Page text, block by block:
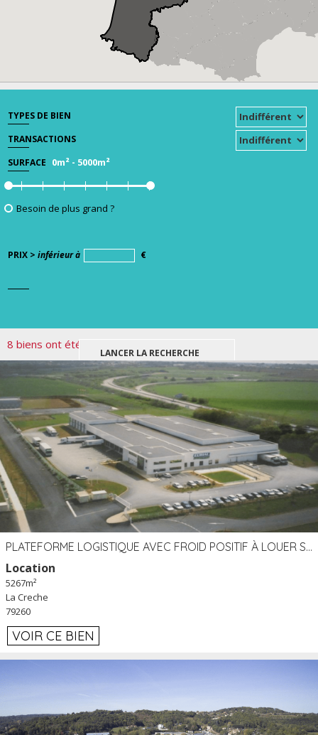
TYPES DE BIEN
TRANSACTIONS
SURFACE 0m² - 5000m²
Besoin de plus grand ?
PRIX > inférieur à €
8 biens ont été trouvés pour votre recherche.
PLATEFORME LOGISTIQUE AVEC FROID POSITIF À LOUER SECTEUR NIORT (79)
Location
5267m²
La Creche
79260
VOIR CE BIEN